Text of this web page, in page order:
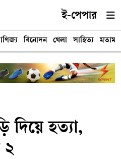
ই-পেপার
বিনোদন খেলা সাহিত্য মতামত
দিয়ে হত্যা,
২